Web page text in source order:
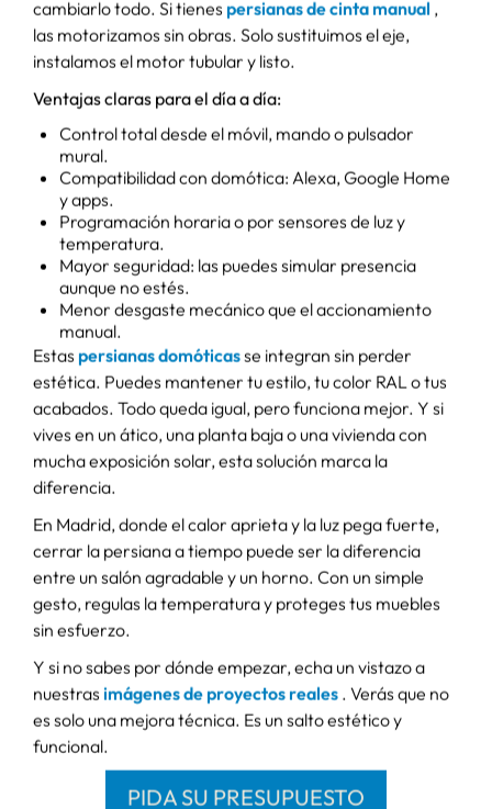
PERSIANAS SEGURAS
MÁS QUE MOTOR: DISEÑO,
SILENCIO Y EFICIENCIA
Laspersianas motorizadas y eléctricas
tienen nada que ver con las de hace unos años. Los
motores son silenciosos, integrados y se pueden
montar en casi cualquier sistema existente. Ya sea
persiana de PVC, de aluminio o incluso textil, hay
soluciones para cada caso. Y lo mejor: no necesitas
cambiarlo todo. Si tienes
persianas de cinta manual
las motorizamos sin obras. Solo sustituimos el eje,
Ventajas claras para el día a día:
Control total desde el móvil, mando o pulsador
mural.
Compatibilidad con domótica: Alexa, Google Home
y apps.
Programación horaria o por sensores de luz y
temperatura.
Mayor seguridad: las puedes simular presencia
aunque no estés.
Menor desgaste mecánico que el accionamiento
manual.
persianas domóticasse integran sin perder